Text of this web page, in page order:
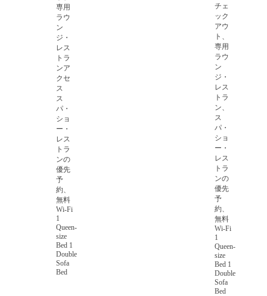
専用
ラウ
ン
ジ・
レス
トラ
ンア
クセ
ス
ス
パ・
ショ
ー・
レス
トラ
ンの
優先
予
約、
無料
Wi-Fi
1
Queen-
size
Bed 1
Double
Sofa
Bed
チェ
ック
アウ
ト、
専用
ラウ
ン
ジ・
レス
トラ
ン、
ス
パ・
ショ
ー・
レス
トラ
ンの
優先
予
約、
無料
Wi-Fi
1
Queen-
size
Bed 1
Double
Sofa
Bed